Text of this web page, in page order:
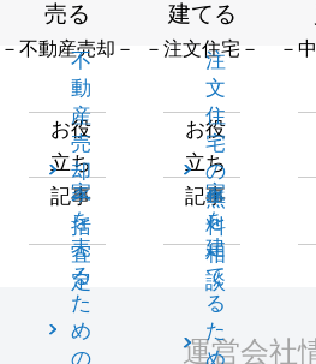
売る
－不動産売却－
不
動
産
売
却
一
括
査
定
お役
立ち
記事
家
を
売
る
た
め
の
建てる
－注文住宅－
注
文
住
宅
の
無
料
相
談
お役
立ち
記事
家
を
建
て
る
た
め
－
運営会社